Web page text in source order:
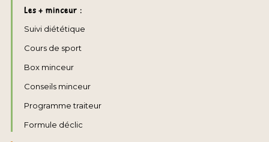
Les + minceur :
Suivi diététique
Cours de sport
Box minceur
Conseils minceur
Programme traiteur
Formule déclic